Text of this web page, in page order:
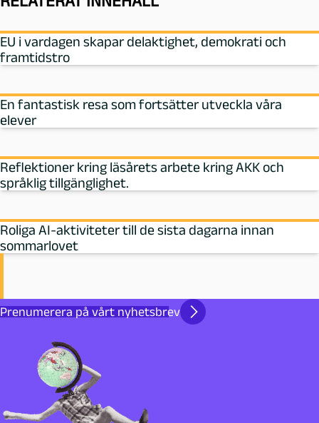
EU i vardagen skapar delaktighet, demokrati och
framtidstro
En fantastisk resa som fortsätter utveckla våra
elever
Reflektioner kring läsårets arbete kring AKK och
språklig tillgänglighet.
Roliga AI-aktiviteter till de sista dagarna innan
sommarlovet
Prenumerera på vårt nyhetsbrev